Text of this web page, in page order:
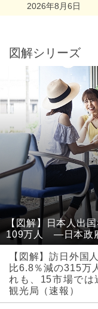
2026年8月6日
図解シリーズ
【図解】日本人出
109万人 ―日本政
【図解】訪日外国
比6.8％減の315万
れも、15市場で
観光局（速報）